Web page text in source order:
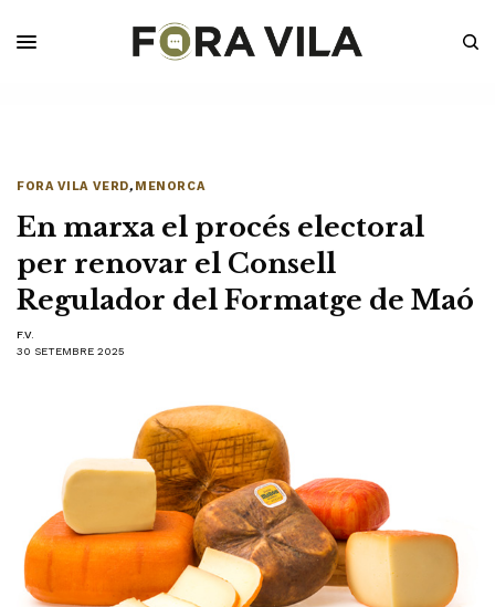
FORA VILA VERD, MENORCA
En marxa el procés electoral
per renovar el Consell
Regulador del Formatge de Maó
F.V.
30 SETEMBRE 2025